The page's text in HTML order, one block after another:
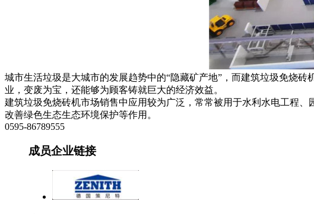
城市生活垃圾是大城市的发展趋势中的“隐藏矿产地”，而建筑垃圾免烧砖
业，变废为宝，还能够为顾客铸就巨大的经济效益。
建筑垃圾免烧砖机市场销售中应用较为广泛，常常被用于水利水电工程
改善绿色生态生态环境保护等作用。
0595-86789555
成员企业链接